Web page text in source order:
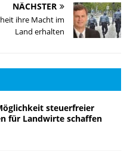
NÄCHSTER
ihre Macht im
Land erhalten
steuerfreier
für Landwirte schaffen